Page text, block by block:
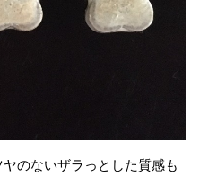
のないザラっとした質感も